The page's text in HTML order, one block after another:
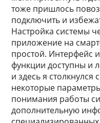
тоже пришлось
подключить и
Настройка системы
приложение на
простой. Интерфейс
функции доступны и
и здесь я
некоторые
понимания работы
дополнительную